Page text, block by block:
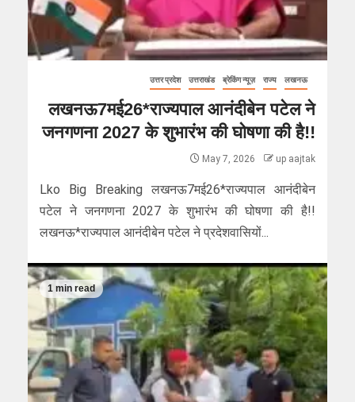
उत्तर प्रदेश उत्तराखंड ब्रेकिंग न्यूज़ राज्य लखनऊ
लखनऊ7मई26*राज्यपाल आनंदीबेन पटेल ने
जनगणना 2027 के शुभारंभ की घोषणा की है!!
May 7, 2026 up aajtak
Lko Big Breaking लखनऊ7मई26*राज्यपाल आनंदीबेन
पटेल ने जनगणना 2027 के शुभारंभ की घोषणा की है!!
लखनऊ*राज्यपाल आनंदीबेन पटेल ने प्रदेशवासियों...
1 min read